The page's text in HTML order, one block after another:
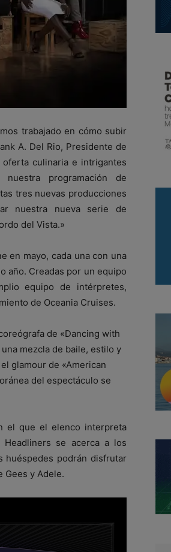
trabajado en cómo subir
A. Del Rio, Presidente de
oferta culinaria e intrigantes
programación de
tres nuevas producciones
nuestra nueva serie de
del Vista.»
en mayo, cada una con una
año. Creadas por un equipo
equipo de intérpretes,
de Oceania Cruises.
de «Dancing with
mezcla de baile, estilo y
glamour de «American
del espectáculo se
el que el elenco interpreta
Headliners se acerca a los
huéspedes podrán disfrutar
Gees y Adele.